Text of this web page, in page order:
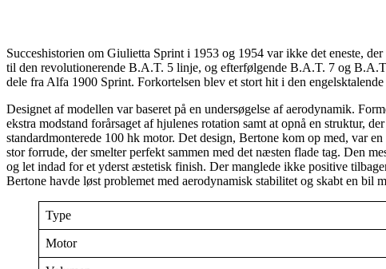
Succeshistorien om Giulietta Sprint i 1953 og 1954 var ikke det eneste,
til den revolutionerende B.A.T. 5 linje, og efterfølgende B.A.T. 7 og
dele fra Alfa 1900 Sprint. Forkortelsen blev et stort hit i den
Designet af modellen var baseret på en undersøgelse af aerodynamik.
ekstra modstand forårsaget af hjulenes rotation samt at opnå en struktur,
standardmonterede 100 hk motor. Det design, Bertone kom op med, var
stor forrude, der smelter perfekt sammen med det næsten flade tag. Den
og let indad for et yderst æstetisk finish. Der manglede ikke positive
Bertone havde løst problemet med aerodynamisk stabilitet og skabt en bil
Type
Motor